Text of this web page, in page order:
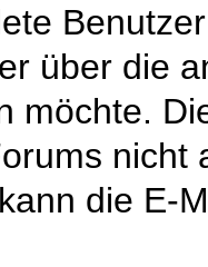
über die
möchte.
nicht
die E-